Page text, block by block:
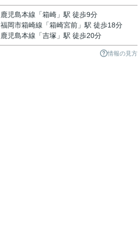
鹿児島本線 「箱崎 」駅 徒歩9分
福岡市箱崎線 「箱崎宮前 」駅 徒歩18分
鹿児島本線 「吉塚 」駅 徒歩20分
情報の見方